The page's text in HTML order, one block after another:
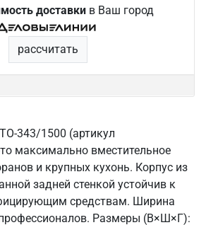
доставки в Ваш город
рассчитать
343/1500 (артикул
максимально вместительное
и крупных кухонь. Корпус из
задней стенкой устойчив к
средствам. Ширина
Размеры (В×Ш×Г):